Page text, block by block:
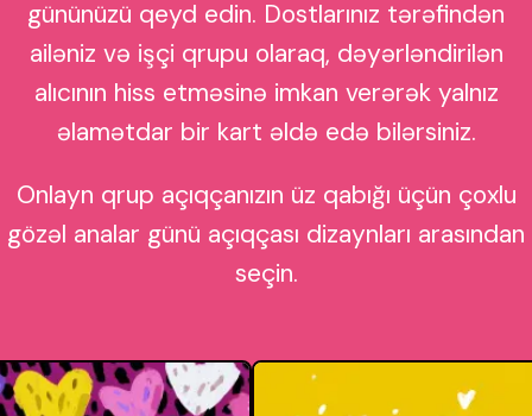
gününüzü qeyd edin. Dostlarınız tərəfindən
ailəniz və işçi qrupu olaraq, dəyərləndirilən
alıcının hiss etməsinə imkan verərək yalnız
əlamətdar bir kart əldə edə bilərsiniz.
Onlayn qrup açıqçanızın üz qabığı üçün çoxlu
gözəl analar günü açıqçası dizaynları arasından
seçin.